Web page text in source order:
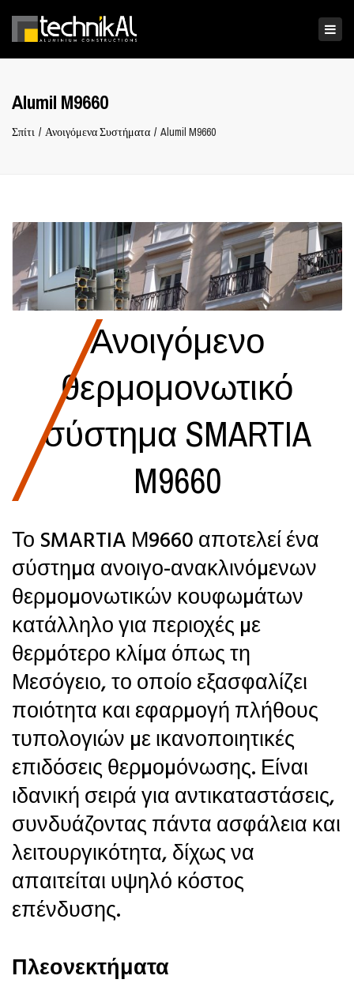
Alumil M9660
Σπίτι Ανοιγόμενα Συστήματα Alumil M9660
Ανοιγόμενο
θερμομονωτικό
σύστημα SMARTIA
M9660
Το SMARTIA Μ9660 αποτελεί ένα
σύστηµα ανοιγο-ανακλινόµενων
θερµοµονωτικών κουφωµάτων
κατάλληλο για περιοχές µε
θερµότερο κλίµα όπως τη
Μεσόγειο, το οποίο εξασφαλίζει
ποιότητα και εφαρµογή πλήθους
τυπολογιών µε ικανοποιητικές
επιδόσεις θερµοµόνωσης. Είναι
ιδανική σειρά για αντικαταστάσεις,
συνδυάζοντας πάντα ασφάλεια και
λειτουργικότητα, δίχως να
απαιτείται υψηλό κόστος
επένδυσης.
Πλεονεκτήματα